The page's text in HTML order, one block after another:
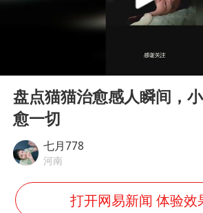
黄金牛市回来
全民健身事业
Play
盘点猫猫治愈感人瞬间，
愈一切
七月778
河南
打开网易新闻 体验效